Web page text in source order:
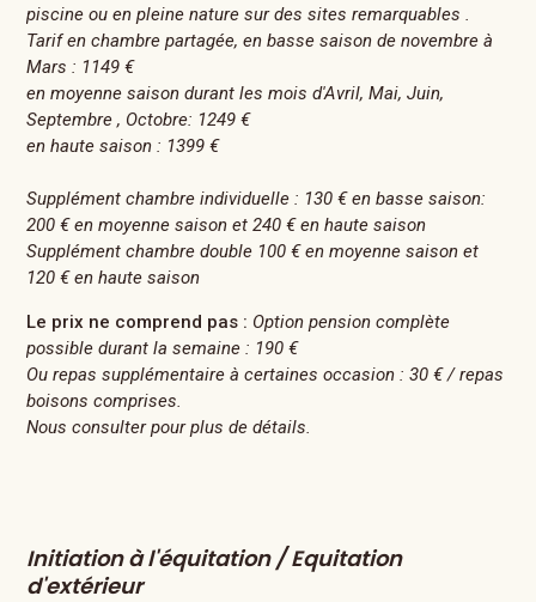
piscine ou en pleine nature sur des sites remarquables .
Tarif en chambre partagée, en basse saison de novembre à
Mars : 1149 €
en moyenne saison durant les mois d'Avril, Mai, Juin,
Septembre , Octobre: 1249 €
en haute saison : 1399 €
Supplément chambre individuelle : 130 € en basse saison:
200 € en moyenne saison et 240 € en haute saison
Supplément chambre double 100 € en moyenne saison et
120 € en haute saison
Le prix ne comprend pas : Option pension complète
possible durant la semaine : 190 €
Ou repas supplémentaire à certaines occasion : 30 € / repas
boisons comprises.
Nous consulter pour plus de détails.
Initiation à l'équitation / Equitation
d'extérieur